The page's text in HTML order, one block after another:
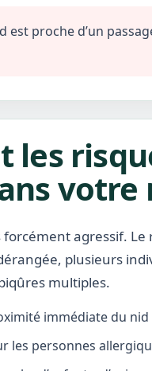
est proche d’un
les
votre
forcément agressif.
plusieurs
multiples.
immédiate du nid
les personnes